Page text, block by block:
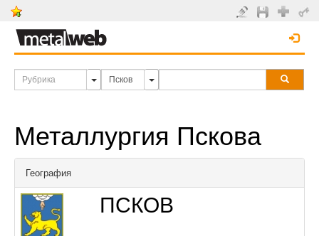
Металлургия Пскова
География
ПСКОВ